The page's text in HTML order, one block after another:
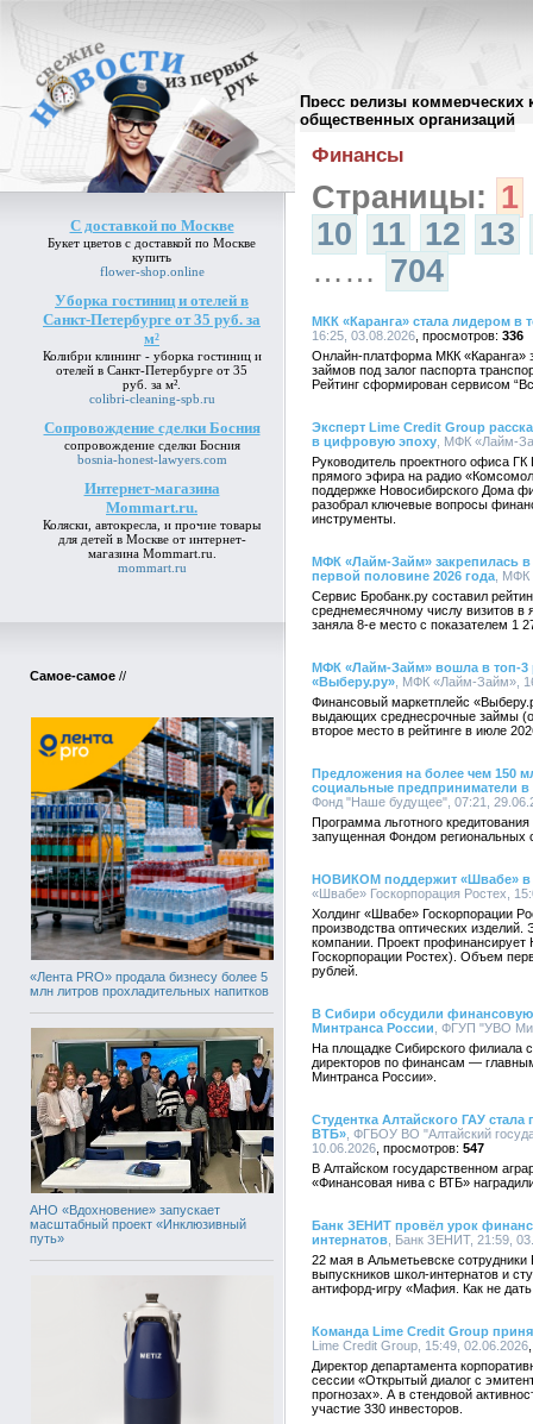
Пресс релизы коммерческих
общественных организаций
С доставкой по Москве
Букет цветов с доставкой по Москве
купить
flower-shop.online
Уборка гостиниц и отелей в
Санкт-Петербурге от 35 руб. за
м²
Колибри клининг - уборка гостиниц и
отелей в Санкт-Петербурге от 35
руб. за м²
colibri-cleaning-spb.ru
Сопровождение сделки Босния
сопровождение сделки Босния
bosnia-honest-lawyers.com
Интернет-магазина
Mommart.ru.
Коляски, автокресла, и прочие товары
для детей в Москве от интернет-
магазина Mommart.ru.
mommart.ru
Самое-самое //
«Лента PRO» продала бизнесу более 5
млн литров прохладительных напитков
АНО «Вдохновение» запускает
масштабный проект «Инклюзивный
путь»
Архив пресс-релизов//
Финансы
Страницы: 1
10 11 12 13
…… 704
МКК «Каранга» стала лидером в
16:25, 03.08.2026
336
Онлайн-платформа МКК «Каранга»
займов под залог паспорта
Рейтинг сформирован сервисом
Эксперт Lime Credit Group
в цифровую эпоху , МФК «Лайм-
Руководитель проектного офиса
прямого эфира на радио
поддержке Новосибирского Дома
разобрал ключевые вопросы
инструменты.
МФК «Лайм-Займ» закрепилась
первой половине 2026 года ,
Сервис Бробанк.ру составил
среднемесячному числу визитов
заняла 8-е место с показателем 1
МФК «Лайм-Займ» вошла в топ-3
«Выберу.ру» , МФК «Лайм-Займ»,
Финансовый маркетплейс
выдающих среднесрочные займы
второе место в рейтинге в июле
Предложения на более чем 150
социальные предприниматели в
Фонд "Наше будущее", 07:21,
Программа льготного
запущенная Фондом
НОВИКОМ поддержит «Швабе» в
«Швабе» Госкорпорация Ростех,
Холдинг «Швабе» Госкорпорации
производства оптических изделий.
компании. Проект
Госкорпорации Ростех). Объем
рублей.
В Сибири обсудили
Минтранса России , ФГУП "УВО
На площадке Сибирского филиала
директоров по финансам —
Минтранса России».
Студентка Алтайского ГАУ
ВТБ» , ФГБОУ ВО "Алтайский
10.06.2026
547
В Алтайском государственном
«Финансовая нива с ВТБ»
Банк ЗЕНИТ провёл урок
интернатов , Банк ЗЕНИТ, 21:59,
22 мая в Альметьевске
выпускников школ-интернатов и
антифорд-игру «Мафия. Как не
Команда Lime Credit Group
Lime Credit Group, 15:49, 02.06.2026
Директор департамента
сессии «Открытый диалог с
прогнозах». А в стендовой
участие 330 инвесторов.